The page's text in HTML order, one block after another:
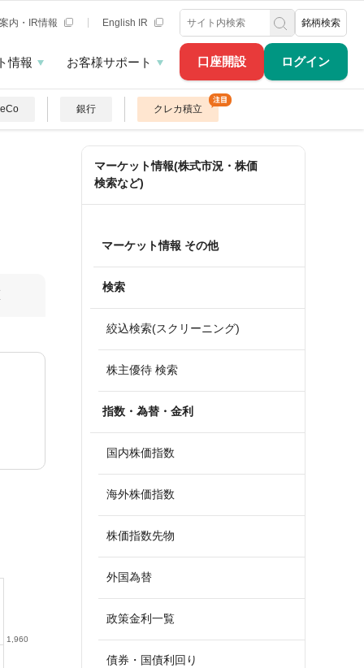
口座開設 ログイン
内・IR情報 English IR 銘柄検索
情報 お客様サポート
銀行 クレカ積立
1,960
マーケット情報(株式市況・株価
検索など)
マーケット情報 その他
検索
絞込検索(スクリーニング)
株主優待 検索
指数・為替・金利
国内株価指数
海外株価指数
株価指数先物
外国為替
政策金利一覧
債券・国債利回り